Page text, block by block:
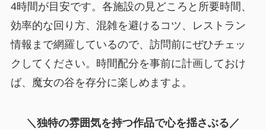
4時間が目安です。各施設の見どころと所要時間、
効率的な回り方、混雑を避けるコツ、レストラン
情報まで網羅しているので、訪問前にぜひチェッ
クしてください。時間配分を事前に計画しておけ
ば、魔女の谷を存分に楽しめますよ。
＼独特の雰囲気を持つ作品で心を揺さぶる／